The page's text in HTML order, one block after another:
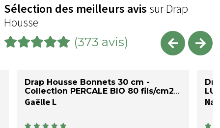
Sélection des meilleurs avis sur Drap
Housse
(373 avis)
Drap Housse Bonnets 30 cm -
Collection PERCALE BIO 80 fils/cm2
Gaëlle L